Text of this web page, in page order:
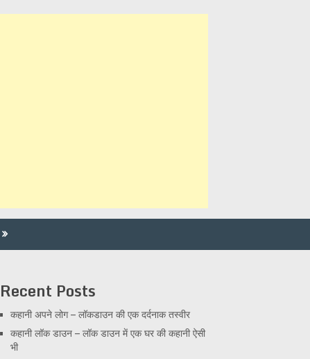
Recent Posts
कहानी अपने लोग – लॉकडाउन की एक दर्दनाक तस्वीर
कहानी लॉक डाउन – लॉक डाउन में एक घर की कहानी ऐसी
भी